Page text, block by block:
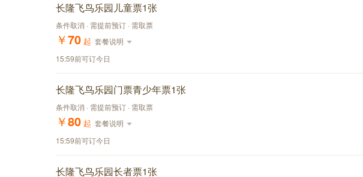
长隆飞鸟乐园儿童票1张
条件取消 · 需提前预订 · 需取票
￥70 起 套餐说明
15:59前可订今日
长隆飞鸟乐园门票青少年票1张
条件取消 · 需提前预订 · 需取票
￥80 起 套餐说明
15:59前可订今日
长隆飞鸟乐园长者票1张